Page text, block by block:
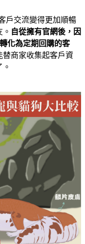
戶交流變得更加順暢
自從擁有官網後，因
化為定期回購的客
替商家收集起客戶資